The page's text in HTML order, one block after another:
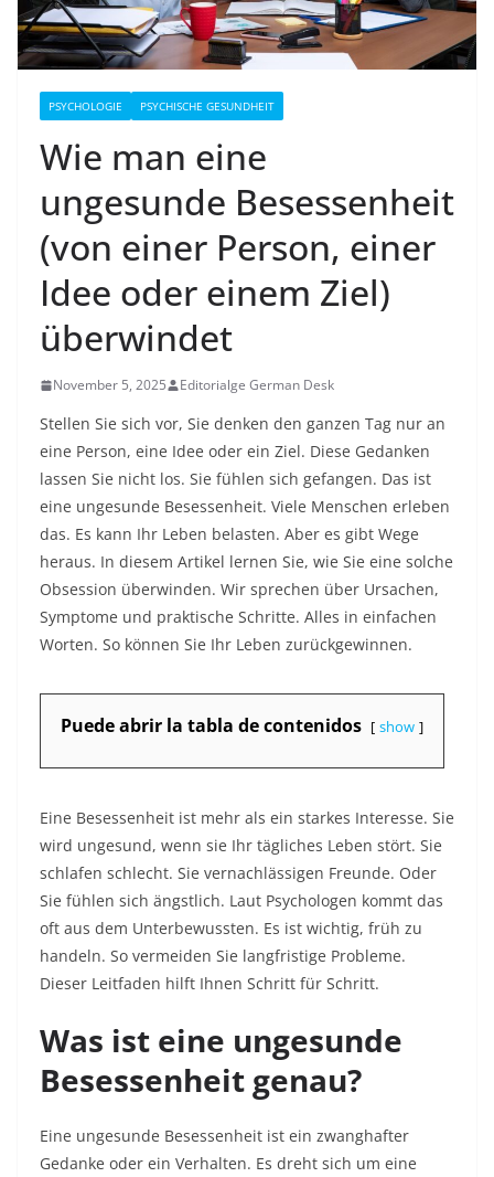
PSYCHOLOGIE PSYCHISCHE GESUNDHEIT
Wie man eine
ungesunde Besessenheit
(von einer Person, einer
Idee oder einem Ziel)
überwindet
November 5, 2025 Editorialge German Desk
Stellen Sie sich vor, Sie denken den ganzen Tag nur an
eine Person, eine Idee oder ein Ziel. Diese Gedanken
lassen Sie nicht los. Sie fühlen sich gefangen. Das ist
eine ungesunde Besessenheit. Viele Menschen erleben
das. Es kann Ihr Leben belasten. Aber es gibt Wege
heraus. In diesem Artikel lernen Sie, wie Sie eine solche
Obsession überwinden. Wir sprechen über Ursachen,
Symptome und praktische Schritte. Alles in einfachen
Worten. So können Sie Ihr Leben zurückgewinnen.​
Puede abrir la tabla de contenidos show
Eine Besessenheit ist mehr als ein starkes Interesse. Sie
wird ungesund, wenn sie Ihr tägliches Leben stört. Sie
schlafen schlecht. Sie vernachlässigen Freunde. Oder
Sie fühlen sich ängstlich. Laut Psychologen kommt das
oft aus dem Unterbewussten. Es ist wichtig, früh zu
handeln. So vermeiden Sie langfristige Probleme.
Dieser Leitfaden hilft Ihnen Schritt für Schritt.​
Was ist eine ungesunde
Besessenheit genau?
Eine ungesunde Besessenheit ist ein zwanghafter
Gedanke oder ein Verhalten. Es dreht sich um eine